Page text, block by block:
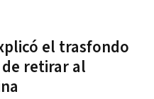
el trasfondo
retirar al